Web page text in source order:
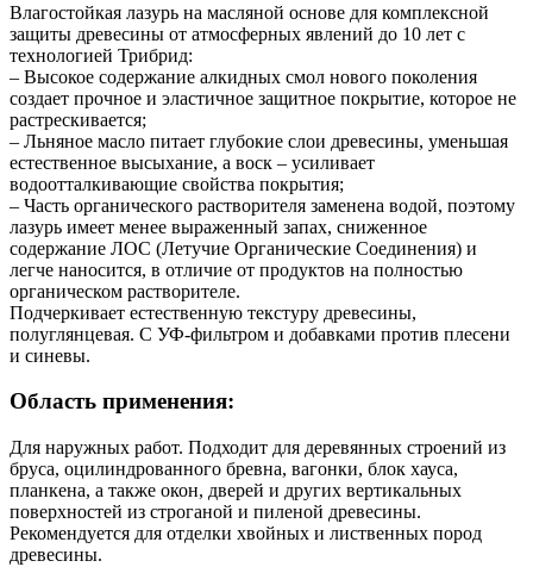
древесины
Влагостойкая лазурь на масляной основе для комплексной
защиты древесины от атмосферных явлений до 10 лет с
технологией Трибрид:
– Высокое содержание алкидных смол нового поколения
создает прочное и эластичное защитное покрытие, которое не
растрескивается;
– Льняное масло питает глубокие слои древесины, уменьшая
естественное высыхание, а воск – усиливает
водоотталкивающие свойства покрытия;
– Часть органического растворителя заменена водой, поэтому
лазурь имеет менее выраженный запах, сниженное
содержание ЛОС (Летучие Органические Соединения) и
легче наносится, в отличие от продуктов на полностью
органическом растворителе.
Подчеркивает естественную текстуру древесины,
полуглянцевая. С УФ-фильтром и добавками против плесени
и синевы.
Область применения:
Для наружных работ. Подходит для деревянных строений из
бруса, оцилиндрованного бревна, вагонки, блок хауса,
планкена, а также окон, дверей и других вертикальных
поверхностей из строганой и пиленой древесины.
Рекомендуется для отделки хвойных и лиственных пород
древесины.